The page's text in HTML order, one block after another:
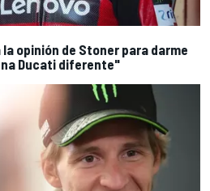
opinión de Stoner para darme
Ducati diferente"